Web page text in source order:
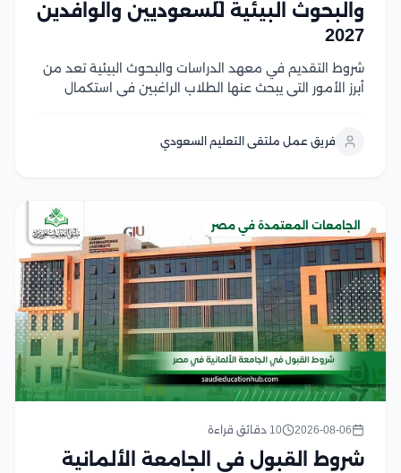
والبحوث البيئية للسعوديين والوافدين
2027
شروط التقديم في معهد الدراسات والبحوث البيئية تعد من
أبرز الأمور التي يبحث عنها الطلاب الراغبين في استكمال
المطلوبة، والالتزام بالضوابط التي يحددها المعهد والجهات
فريق عمل ملتقى التعليم السعودي
الجامعات المعتمدة في مصر
2026-08-06 10 دقائق قراءة
شروط القبول في الجامعة الألمانية